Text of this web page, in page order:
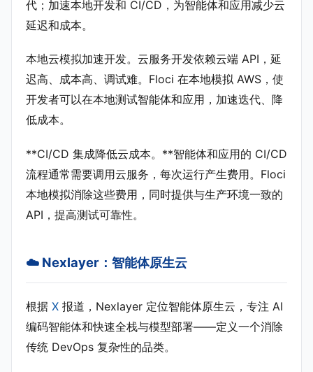
代；加速本地开发和 CI/CD，为智能体和应用减少云
延迟和成本。
本地云模拟加速开发。云服务开发依赖云端 API，延
迟高、成本高、调试难。Floci 在本地模拟 AWS，使
开发者可以在本地测试智能体和应用，加速迭代、降
低成本。
**CI/CD 集成降低云成本。**智能体和应用的 CI/CD
流程通常需要调用云服务，每次运行产生费用。Floci
本地模拟消除这些费用，同时提供与生产环境一致的
API，提高测试可靠性。
☁️ Nexlayer：智能体原生云
根据 X 报道，Nexlayer 定位智能体原生云，专注 AI
编码智能体和快速全栈与模型部署——定义一个消除
传统 DevOps 复杂性的品类。